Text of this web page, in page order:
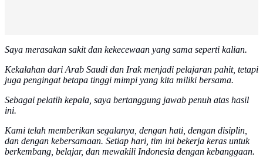
Saya merasakan sakit dan kekecewaan yang sama seperti kalian.
Kekalahan dari Arab Saudi dan Irak menjadi pelajaran pahit, tetapi
juga pengingat betapa tinggi mimpi yang kita miliki bersama.
Sebagai pelatih kepala, saya bertanggung jawab penuh atas hasil
ini.
Kami telah memberikan segalanya, dengan hati, dengan disiplin,
dan dengan kebersamaan. Setiap hari, tim ini bekerja keras untuk
berkembang, belajar, dan mewakili Indonesia dengan kebanggaan.